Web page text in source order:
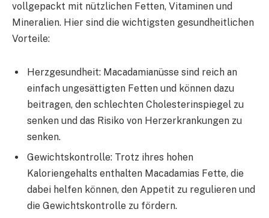
vollgepackt mit nützlichen Fetten, Vitaminen und
Mineralien. Hier sind die wichtigsten gesundheitlichen
Vorteile:
Herzgesundheit: Macadamianüsse sind reich an
einfach ungesättigten Fetten und können dazu
beitragen, den schlechten Cholesterinspiegel zu
senken und das Risiko von Herzerkrankungen zu
senken.
Gewichtskontrolle: Trotz ihres hohen
Kaloriengehalts enthalten Macadamias Fette, die
dabei helfen können, den Appetit zu regulieren und
die Gewichtskontrolle zu fördern.